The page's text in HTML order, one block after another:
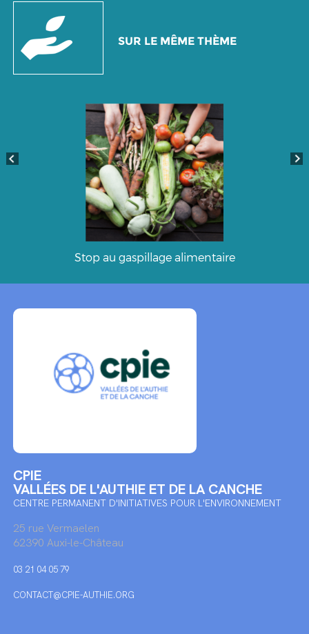
SUR LE MÊME THÈME
Stop au gaspillage alimentaire
CPIE
VALLÉES DE L'AUTHIE ET DE LA CANCHE
CENTRE PERMANENT D'INITIATIVES POUR L'ENVIRONNEMENT
25 rue Vermaelen
62390 Auxi-le-Château
03 21 04 05 79
CONTACT@CPIE-AUTHIE.ORG